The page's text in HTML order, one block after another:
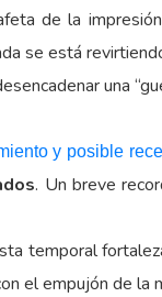
de la
se está
una
y posible
. Un breve
temporal
el empujón de la